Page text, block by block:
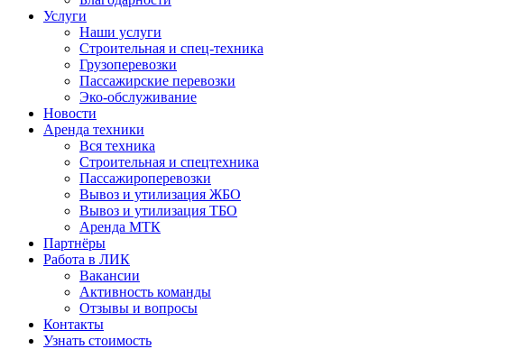
Услуги
Наши услуги
Строительная и спец-техника
Грузоперевозки
Пассажирские перевозки
Эко-обслуживание
Новости
Аренда техники
Вся техника
Строительная и спецтехника
Пассажироперевозки
Вывоз и утилизация ЖБО
Вывоз и утилизация ТБО
Аренда МТК
Партнёры
Работа в ЛИК
Вакансии
Активность команды
Отзывы и вопросы
Контакты
Узнать стоимость